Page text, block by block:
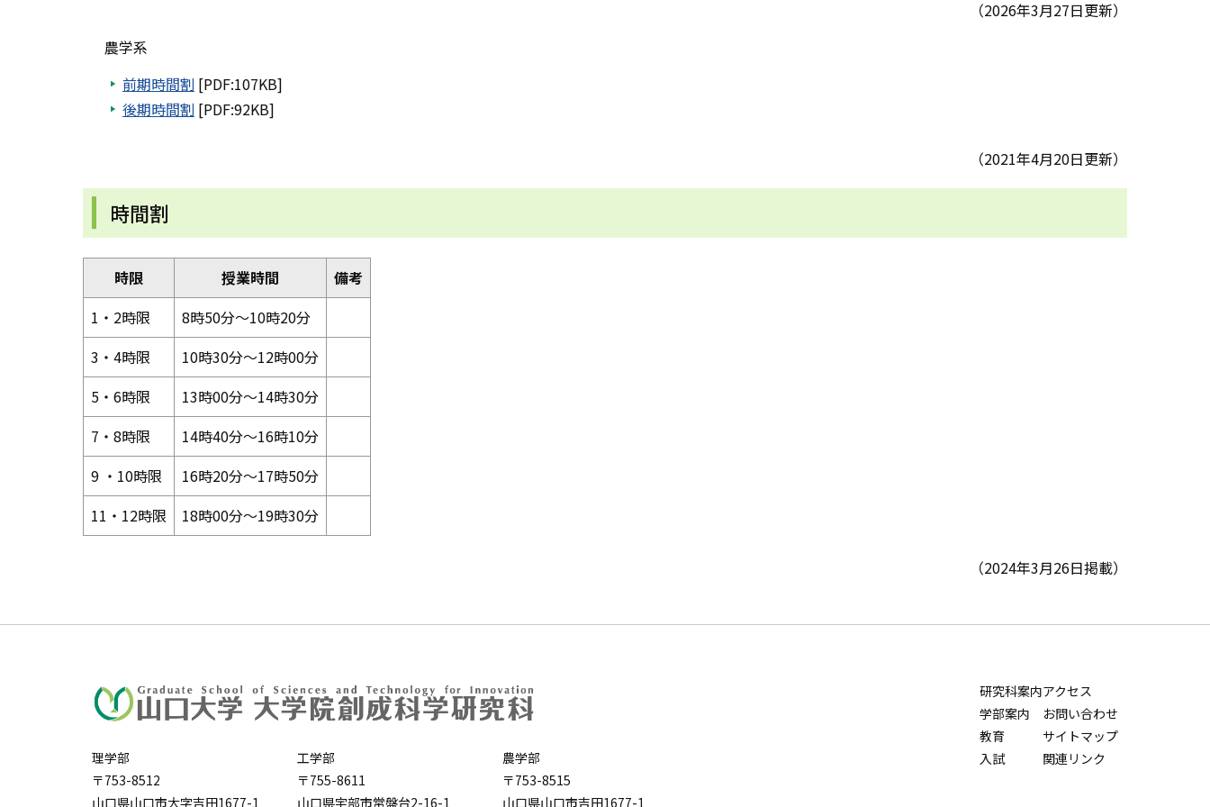
（2026年3月27日更新）
農学系
前期時間割 [PDF:107KB]
後期時間割 [PDF:92KB]
（2021年4月20日更新）
時間割
時限 授業時間
備考
1・2時限
8時50分～10時20分
3・4時限
10時30分～12時00分
5・6時限
13時00分～14時30分
7・8時限
14時40分～16時10分
9 ・10時限
16時20分～17時50分
11・12時限
18時00分～19時30分
（2024年3月26日掲載）
理学部
〒753-8512
山口県山口市大字吉田1677-1
工学部
〒755-8611
山口県宇部市常盤台2-16-1
農学部
〒753-8515
山口県山口市吉田1677-1
研究科案内
学部案内
教育
入試
アクセス
お問い合わせ
サイトマップ
関連リンク